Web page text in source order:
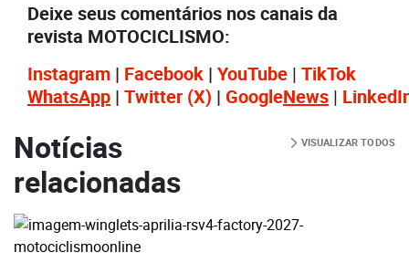
Deixe seus comentários nos canais da
revista MOTOCICLISMO:
Instagram | Facebook | YouTube | TikTok
WhatsApp | Twitter (X) | GoogleNews |
Notícias
relacionadas
VISUALIZAR TODOS